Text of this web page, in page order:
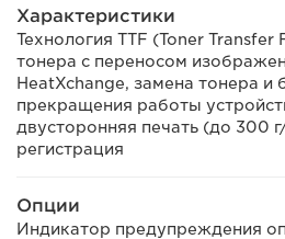
Характеристики
Технология TTF (Toner Transfer
тонера с переносом
HeatXchange, замена тонера и
прекращения работы
двусторонняя печать (до 300
регистрация
Опции
Индикатор предупреждения